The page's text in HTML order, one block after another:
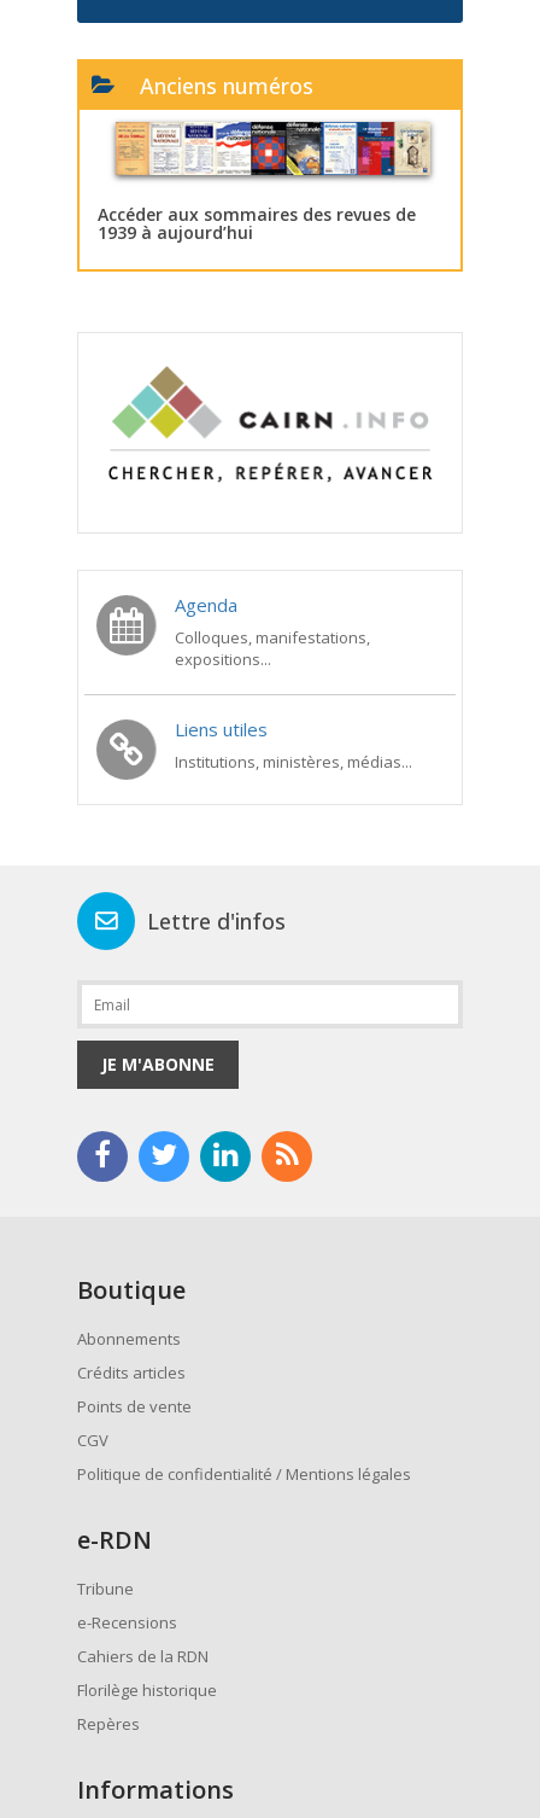
Anciens numéros
Accéder aux sommaires des revues de
1939 à aujourd’hui
Agenda
Colloques, manifestations,
expositions...
Liens utiles
Institutions, ministères, médias...
Lettre d'infos
JE M'ABONNE
Boutique
Abonnements
Crédits articles
Points de vente
CGV
Politique de confidentialité / Mentions légales
e-RDN
Tribune
e-Recensions
Cahiers de la RDN
Florilège historique
Repères
Informations